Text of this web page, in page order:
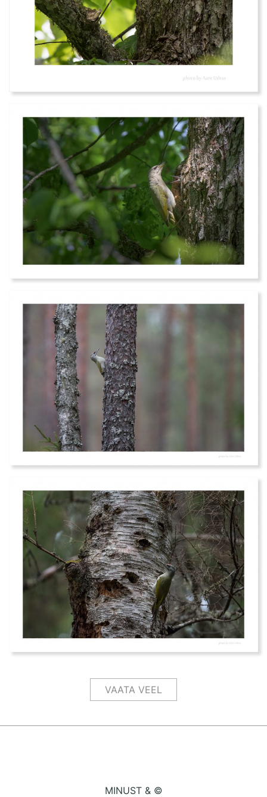
VAATA VEEL
MINUST & ©